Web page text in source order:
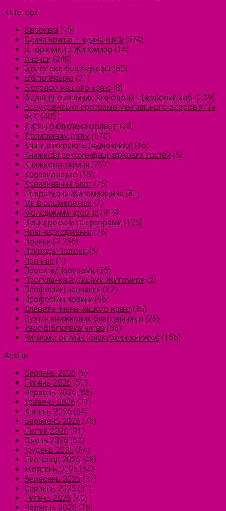
Категорії
Євроквіз (15)
Єдина країна — єдина сім’я (574)
Історія міста Житомира (14)
Анонси (240)
Бібліотека без бар'єрів (60)
Бібліотекарю (21)
Біографи нашого краю (8)
Відділ інноваційних технологій. Цифровий хаб. (139)
Всеукраїнська програма ментального здоров'я "Ти
як?" (405)
Дитячі бібліотеки області (25)
Допитливим дітям (670)
Книги оживають (аудіокниги) (16)
Книжкові рекомендації зіркових гостей (5)
Книжкова скриня (257)
Краєзнавство (15)
Краєзнавчий блог (75)
Літературна Житомирщина (81)
Ми в соцмережах (7)
Молодіжний простір (419)
Наші проєкти та програми (125)
Нові надходження (76)
Новини (3 236)
Природа Полісся (6)
Про нас (1)
Проєкти/Програми (35)
Прогулянка вулицями Житомира (2)
Професійні навчання (12)
Професійні новини (96)
Славетні імена нашого краю (35)
Сузірʼя книжкових благодійників (26)
Твоя бібліотека читає (55)
Читаємо онлайн (електронні книжки) (156)
Архіви
Серпень 2026 (5)
Липень 2026 (50)
Червень 2026 (88)
Травень 2026 (71)
Квітень 2026 (64)
Березень 2026 (76)
Лютий 2026 (91)
Січень 2026 (50)
Грудень 2025 (64)
Листопад 2025 (48)
Жовтень 2025 (64)
Вересень 2025 (37)
Серпень 2025 (31)
Липень 2025 (40)
Червень 2025 (76)